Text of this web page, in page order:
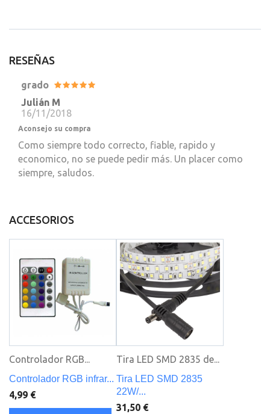
RESEÑAS
grado
Julián M
16/11/2018
Aconsejo su compra
Como siempre todo correcto, fiable, rapido y
economico, no se puede pedir más. Un placer como
siempre, saludos.
ACCESORIOS
Controlador RGB...
Controlador RGB infrar...
4,99 €
Tira LED SMD 2835 de...
Tira LED SMD 2835
22W/...
31,50 €